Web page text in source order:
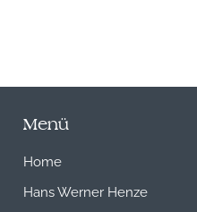
Menü
Home
Hans Werner Henze